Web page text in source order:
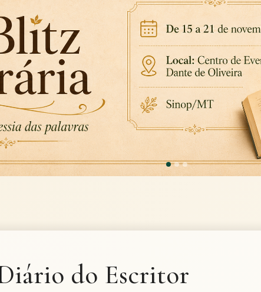
do Escritor